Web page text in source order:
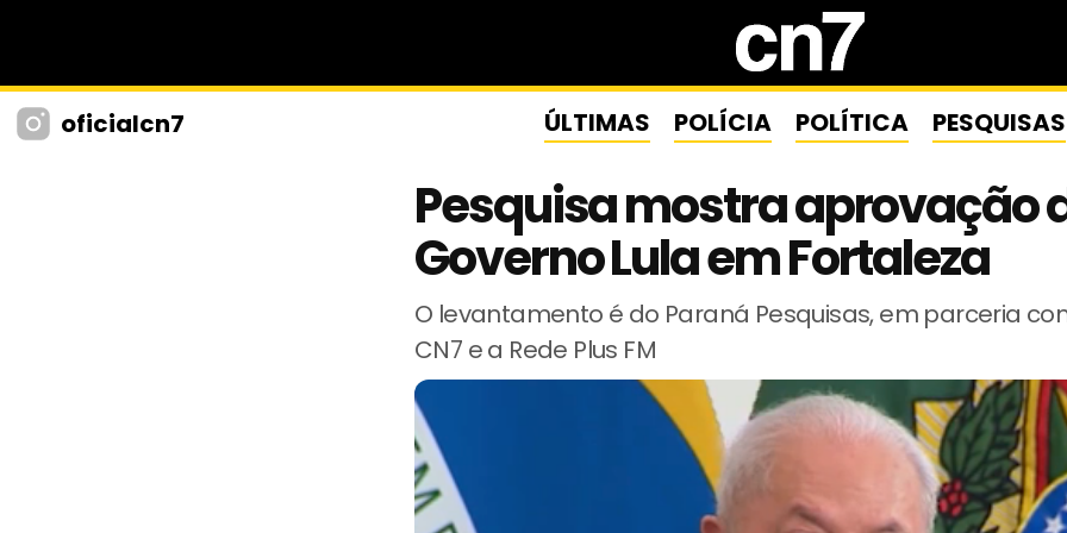
oficialcn7 ÚLTIMAS POLÍCIA POLÍTICA PESQUISAS
Pesquisa mostra aprovação
Governo Lula em Fortaleza
O levantamento é do Paraná Pesquisas, em parceria
CN7 e a Rede Plus FM